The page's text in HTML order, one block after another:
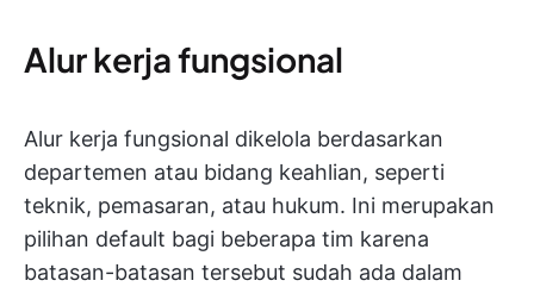
Alur kerja fungsional
Alur kerja fungsional dikelola berdasarkan
departemen atau bidang keahlian, seperti
teknik, pemasaran, atau hukum. Ini merupakan
pilihan default bagi beberapa tim karena
batasan-batasan tersebut sudah ada dalam